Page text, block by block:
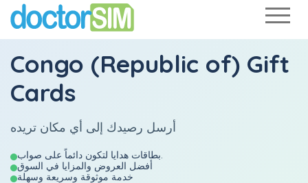
Congo (Republic of) Gift
Cards
أرسل رصيدك إلى أي مكان تريده
أفضل العروض والمزايا في السوق
خدمة موثوقة وسريعة وسهلة